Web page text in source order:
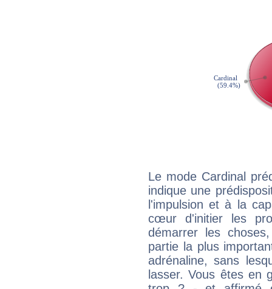
Le mode Cardinal
indique une
l'impulsion et à la
cœur d'initier les
démarrer les
partie la plus
adrénaline, sans
lasser. Vous êtes en